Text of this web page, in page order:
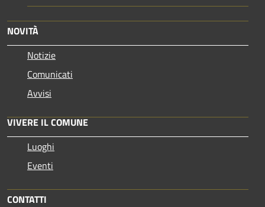
NOVITÀ
Notizie
Comunicati
Avvisi
VIVERE IL COMUNE
Luoghi
Eventi
CONTATTI